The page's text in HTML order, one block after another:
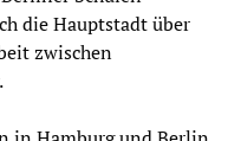
die Hauptstadt über
zwischen